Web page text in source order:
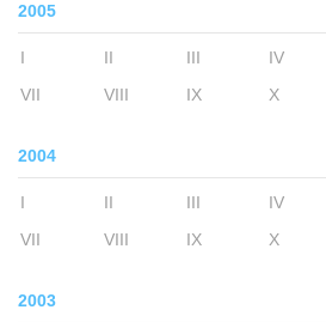
2005
I II III IV
VII
VIII IX X
2004
I II III IV
VII
VIII IX X
2003